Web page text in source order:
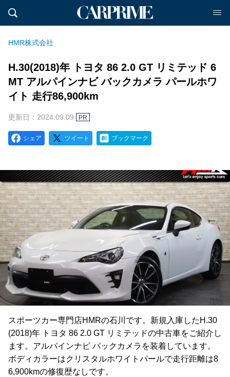
HMR株式会社
H.30(2018)年 トヨタ 86 2.0 GT リミテッド 6
MT アルパインナビ バックカメラ パールホワ
イト 走行86,900km
更新日：2024.09.09 PR
シェア ツイート ブックマーク
スポーツカー専門店HMRの石川です。新規入庫したH.30
(2018)年 トヨタ 86 2.0 GT リミテッドの中古車をご紹介し
ます。アルパインナビ バックカメラを装着しています。
ボディカラーはクリスタルホワイトパールで走行距離は8
6,900kmの修復歴なしです。